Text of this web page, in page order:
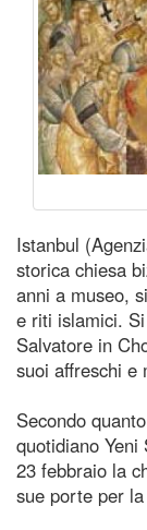
Istanbul
storica chiesa
anni a museo,
e riti islamici.
Salvatore in
suoi affreschi e
Secondo
quotidiano
23 febbraio la
sue porte per